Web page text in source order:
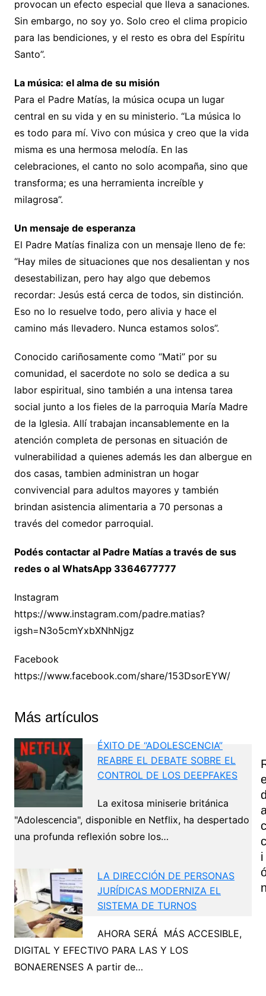
provocan un efecto especial que lleva a sanaciones.
Sin embargo, no soy yo. Solo creo el clima propicio
para las bendiciones, y el resto es obra del Espíritu
Santo”.
La música: el alma de su misión
Para el Padre Matías, la música ocupa un lugar
central en su vida y en su ministerio. “La música lo
es todo para mí. Vivo con música y creo que la vida
misma es una hermosa melodía. En las
celebraciones, el canto no solo acompaña, sino que
transforma; es una herramienta increíble y
milagrosa”.
Un mensaje de esperanza
El Padre Matías finaliza con un mensaje lleno de fe:
“Hay miles de situaciones que nos desalientan y nos
desestabilizan, pero hay algo que debemos
recordar: Jesús está cerca de todos, sin distinción.
Eso no lo resuelve todo, pero alivia y hace el
camino más llevadero. Nunca estamos solos”.
Conocido cariñosamente como “Mati” por su
comunidad, el sacerdote no solo se dedica a su
labor espiritual, sino también a una intensa tarea
social junto a los fieles de la parroquia María Madre
de la Iglesia. Allí trabajan incansablemente en la
atención completa de personas en situación de
vulnerabilidad a quienes además les dan albergue en
dos casas, tambien administran un hogar
convivencial para adultos mayores y también
brindan asistencia alimentaria a 70 personas a
través del comedor parroquial.
Podés contactar al Padre Matías a través de sus
redes o al WhatsApp 3364677777
Instagram
https://www.instagram.com/padre.matias?
igsh=N3o5cmYxbXNhNjgz
Facebook
https://www.facebook.com/share/153DsorEYW/
Más artículos
ÉXITO DE “ADOLESCENCIA”
REABRE EL DEBATE SOBRE EL
CONTROL DE LOS DEEPFAKES
La exitosa miniserie británica
"Adolescencia", disponible en Netflix, ha despertado
una profunda reflexión sobre los…
LA DIRECCIÓN DE PERSONAS
JURÍDICAS MODERNIZA EL
SISTEMA DE TURNOS
AHORA SERÁ MÁS ACCESIBLE,
DIGITAL Y EFECTIVO PARA LAS Y LOS
BONAERENSES A partir de…
I
Navegación
de